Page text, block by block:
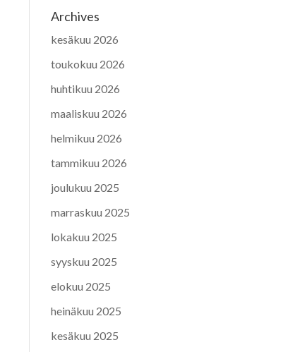
Archives
kesäkuu 2026
toukokuu 2026
huhtikuu 2026
maaliskuu 2026
helmikuu 2026
tammikuu 2026
joulukuu 2025
marraskuu 2025
lokakuu 2025
syyskuu 2025
elokuu 2025
heinäkuu 2025
kesäkuu 2025